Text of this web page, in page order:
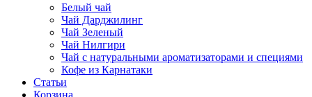
Белый чай
Чай Дарджилинг
Чай Зеленый
Чай Нилгири
Чай с натуральными ароматизаторами и специями
Кофе из Карнатаки
Статьи
Корзина